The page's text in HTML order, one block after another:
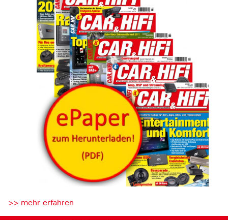
>> mehr erfahren